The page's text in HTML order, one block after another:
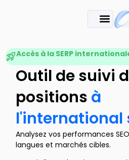
Accès à la SERP
Outil de suivi
positions à
l'international
Analysez vos performances
langues et marchés cibles.